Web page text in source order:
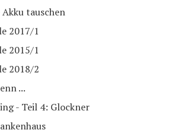
Akku tauschen
2017/1
2015/1
2018/2
...
- Teil 4: Glockner